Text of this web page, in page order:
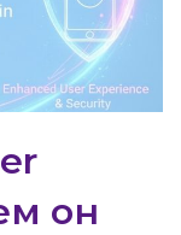
он